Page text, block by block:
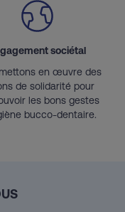
sociétal
en œuvre des
de solidarité pour
les bons gestes
bucco-dentaire.